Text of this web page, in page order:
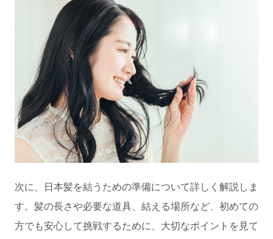
次に、日本髪を結うための準備について詳しく解説しま
す。髪の長さや必要な道具、結える場所など、初めての
方でも安心して挑戦するために、大切なポイントを見て